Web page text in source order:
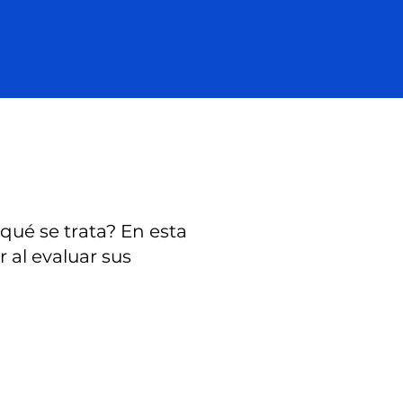
se trata? En esta
al evaluar sus